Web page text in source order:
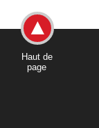
Haut de
page